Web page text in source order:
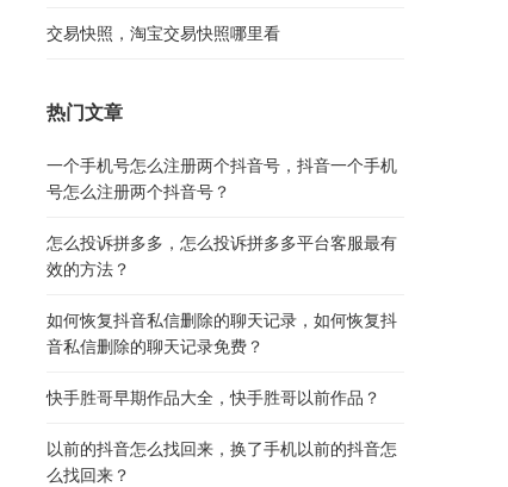
交易快照，淘宝交易快照哪里看
热门文章
一个手机号怎么注册两个抖音号，抖音一个手机
号怎么注册两个抖音号？
怎么投诉拼多多，怎么投诉拼多多平台客服最有
效的方法？
如何恢复抖音私信删除的聊天记录，如何恢复抖
音私信删除的聊天记录免费？
快手胜哥早期作品大全，快手胜哥以前作品？
以前的抖音怎么找回来，换了手机以前的抖音怎
么找回来？